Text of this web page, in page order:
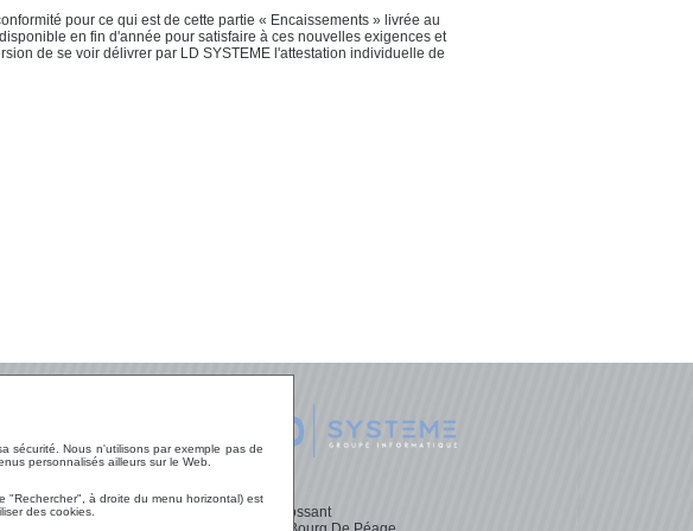
pour ce qui est de cette partie « Encaissements » livrée au
en fin d'année pour satisfaire à ces nouvelles exigences et
de se voir délivrer par LD SYSTEME l'attestation individuelle de
Fiche d'identité
LD Micro
Chiffres et références
Parc Mossant
sécurité. Nous n'utilisons par exemple pas de
personnalisés ailleurs sur le Web.
"Rechercher", à droite du menu horizontal) est
des cookies.